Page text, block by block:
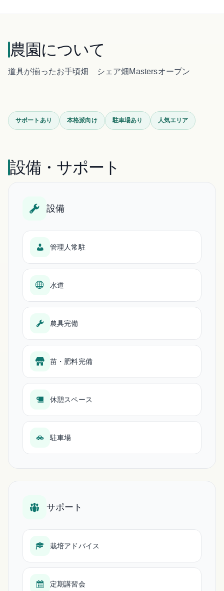
農園について
道具が揃ったお手頃畑 シェア畑Mastersオープン
サポートあり 本格派向け 駐車場あり 人気エリア
設備・サポート
設備
管理人常駐
水道
農具完備
苗・肥料完備
休憩スペース
駐車場
サポート
栽培アドバイス
定期講習会